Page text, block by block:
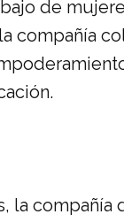
de
compañía
la compañía